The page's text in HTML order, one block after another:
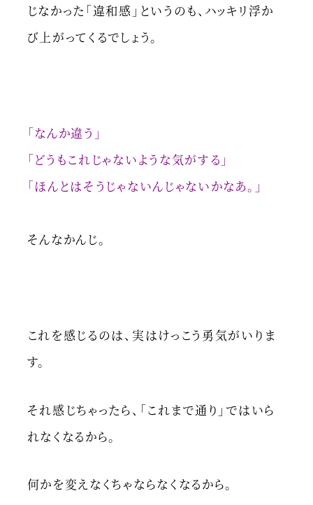
じなかった「違和感」というのも、ハッキリ浮か
び上がってくるでしょう。
「なんか違う」
「どうもこれじゃないような気がする」
「ほんとはそうじゃないんじゃないかなあ。」
そんなかんじ。
これを感じるのは、実はけっこう勇気がいりま
す。
それ感じちゃったら、「これまで通り」ではいら
れなくなるから。
何かを変えなくちゃならなくなるから。